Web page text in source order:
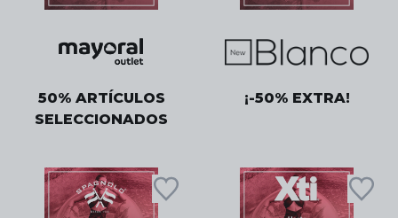
50% ARTÍCULOS
SELECCIONADOS
¡-50% EXTRA!